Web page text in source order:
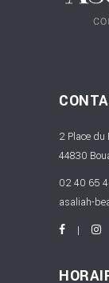
2 Place du
44830
02 40 65
asaliah-